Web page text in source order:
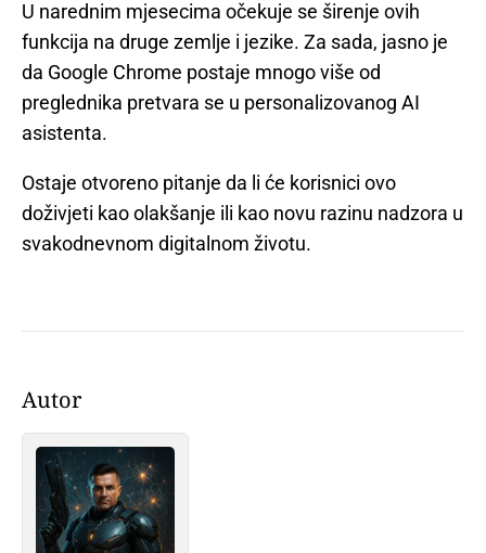
U narednim mjesecima očekuje se širenje ovih
funkcija na druge zemlje i jezike. Za sada, jasno je
da Google Chrome postaje mnogo više od
preglednika pretvara se u personalizovanog AI
asistenta.
Ostaje otvoreno pitanje da li će korisnici ovo
doživjeti kao olakšanje ili kao novu razinu nadzora u
svakodnevnom digitalnom životu.
Autor